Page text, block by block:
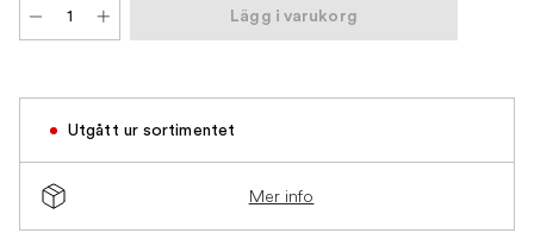
Lägg i varukorg
Utgått ur sortimentet
Mer info